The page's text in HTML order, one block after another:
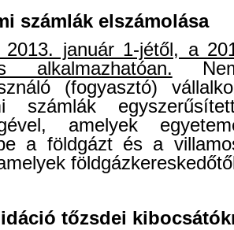
számlák elszámolása
2013. január 1-jétől, a
(fogyasztó)
számlák
amelyek
a földgázt és a
tőzsdei